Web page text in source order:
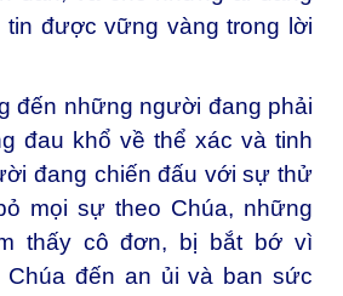
được vững vàng trong lời
đến những người đang phải
đau khổ về thể xác và tinh
đang chiến đấu với sự thử
mọi sự theo Chúa, những
thấy cô đơn, bị bắt bớ vì
Chúa đến an ủi và ban sức